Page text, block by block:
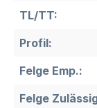
TL/TT:
Profil:
Felge Emp.:
Felge